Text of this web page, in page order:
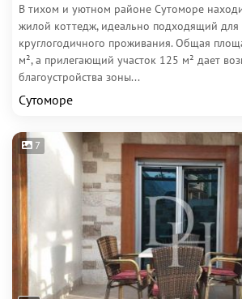
В тихом и уютном районе Сутоморе
жилой коттедж, идеально подходящий для
круглогодичного проживания. Общая
м², а прилегающий участок 125 м² дает
благоустройства зоны...
Сутоморе
7